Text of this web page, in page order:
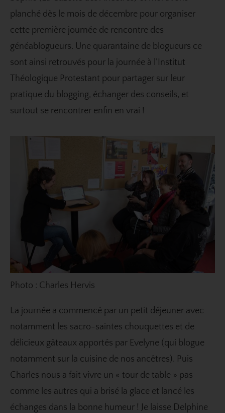
planché dès le mois de décembre pour organiser
cette première journée de rencontre des
généablogueurs. Une quarantaine de blogueurs ce
sont ainsi retrouvés pour la journée à l’Institut
Théologique Protestant pour partager sur leur
pratique du blogging, échanger des conseils, et
surtout se rencontrer enfin en vrai !
Photo : Charles Hervis
La journée a commencé par un petit déjeuner avec
notamment les sacro-saintes chouquettes et de
délicieux gâteaux apportés par Evelyne (qui blogue
notamment sur la cuisine de nos ancêtres). Puis
Charles nous a fait vivre un « tour de table » pas
comme les autres qui a brisé la glace et lancé les
échanges dans la bonne humeur ! Je laisse Delphine